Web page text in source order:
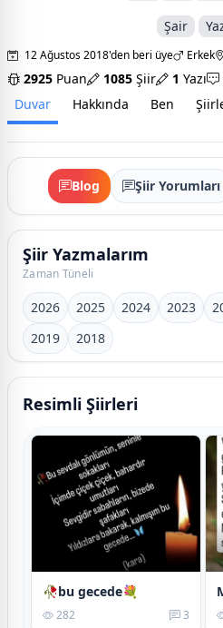
Şair
12 Ağustos 2018'den beri üye Erkek
2925 Puan 1085 Şiir 1 Yazı
Duvar
Hakkında Ben
Blog Şiir Yorumları
Şiir Yazmalarım
Zaman Tüneli
2026 2025 2024 2023
2019
2018
Resimli Şiirleri
🥀bu gecede💐
282 3